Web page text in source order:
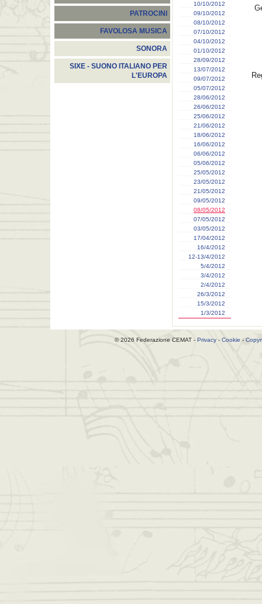
PATROCINI
FAVOLOSA MUSICA
SONORA
SIXE - SUONO ITALIANO PER
L'EUROPA
10/10/2012
09/10/2012
08/10/2012
07/10/2012
04/10/2012
01/10/2012
28/09/2012
13/07/2012
09/07/2012
05/07/2012
28/06/2012
26/06/2012
25/06/2012
21/06/2012
18/06/2012
16/06/2012
06/06/2012
05/06/2012
25/05/2012
23/05/2012
21/05/2012
09/05/2012
08/05/2012
07/05/2012
03/05/2012
17/04/2012
16/4/2012
12-13/4/2012
5/4/2012
3/4/2012
2/4/2012
26/3/2012
15/3/2012
1/3/2012
© 2026 Federazione CEMAT - Privacy- Cookie -